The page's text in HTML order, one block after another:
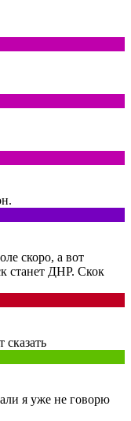
скоро, а вот
станет ДНР. Скок
сказать
я уже не говорю